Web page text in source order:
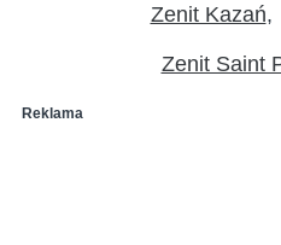
Zenit Kazań
Zenit Saint
Reklama